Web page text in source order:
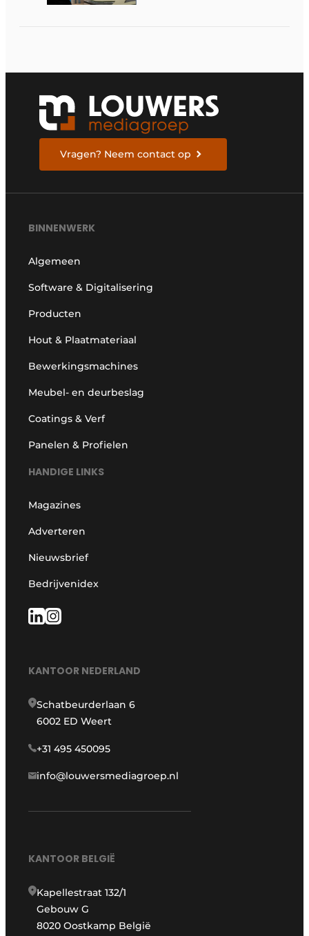
Vragen? Neem contact op
BINNENWERK
Algemeen
Software & Digitalisering
Producten
Hout & Plaatmateriaal
Bewerkingsmachines
Meubel- en deurbeslag
Coatings & Verf
Panelen & Profielen
HANDIGE LINKS
Magazines
Adverteren
Nieuwsbrief
Bedrijvenidex
KANTOOR NEDERLAND
Schatbeurderlaan 6
6002 ED Weert
+31 495 450095
info@louwersmediagroep.nl
KANTOOR BELGIË
Kapellestraat 132/1
Gebouw G
8020 Oostkamp België